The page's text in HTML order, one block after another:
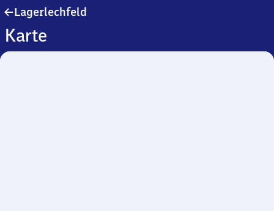
Lagerlechfeld
Karte